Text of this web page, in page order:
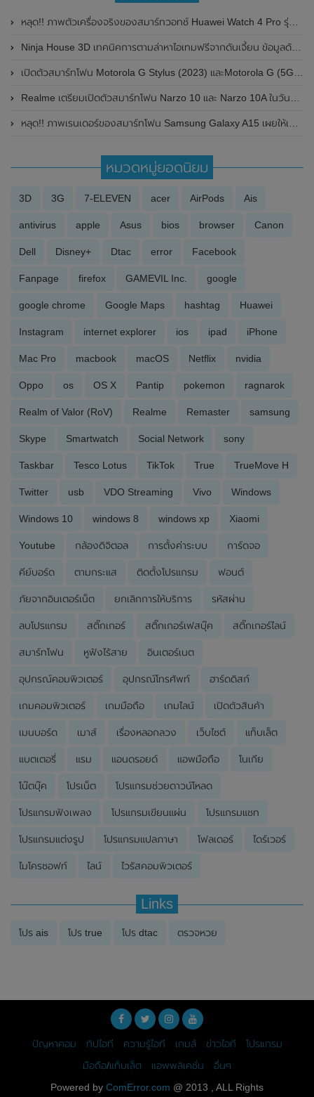
หลุด!! ภาพตัวเครื่องจริงของสมาร์ทวอทช์ Huawei Watch 4 Pro รุ่นพิเศษ Space Exploration Edition โชว์ดีไซน์ตัวเรือนไทเทเนียม
Ninja House 3D เทคนิคการตามล่าหาไอเทมฟรีจากดันเจี้ยน ข้อมูลดันไหนดรอปอะไร
เปิดตัวสมาร์ทโฟน Motorola G Stylus (2023) และMotorola G (5G) อย่างเป็นทางการแล้วในสหรัฐอเมริกา
Realme เตรียมเปิดตัวสมาร์ทโฟน Narzo 10 และ Narzo 10A ในวันที่ 21 เมษายน 2020 นี้
หลุด!! ภาพเรนเดอร์ของสมาร์ทโฟน Samsung Galaxy A15 เผยให้เห็นตัวเลือกสีทั้งรุ่น (4G) และ (5G) มี 3 สีเหมือนกัน
หมวดหมู่ยอดนิยม
3D 3G 7-ELEVEN acer AirPods Ais
antivirus apple Asus bios browser Canon
Dell Disney+ Dtac error Facebook
Fanpage firefox GAMEVIL Inc. google
google chrome Google Maps hashtag Huawei
Instagram internet explorer ios ipad iPhone
Mac Pro macbook macOS Netflix nvidia
Oppo os OS X Pantip pokemon ragnarok
Realm of Valor (RoV) Realme Remaster samsung
Skype Smartwatch Social Network sony
Taskbar Tesco Lotus TikTok True TrueMove H
Twitter usb VDO Streaming Vivo Windows
Windows 10 windows 8 windows xp Xiaomi
Youtube กล้องดิจิตอล การตั้งค่าระบบ การ์ดจอ
คีย์บอร์ด ตามกระแส ติดตั้งโปรแกรม ฟอนต์
ภัยจากอินเตอร์เน็ต ยกเลิกการให้บริการ รหัสผ่าน
ลบโปรแกรม สติ๊กเกอร์ สติ๊กเกอร์เฟสบุ๊ค สติ๊กเกอร์ไลน์
สมาร์ทโฟน หูฟังไร้สาย อินเตอร์เนต
อุปกรณ์คอมพิวเตอร์ อุปกรณ์โทรศัพท์ ฮาร์ดดิสก์
เกมคอมพิวเตอร์ เกมมือถือ เกมไลน์ เปิดตัวสินค้า
เมนบอร์ด เมาส์ เรื่องหลอกลวง เว็บไซต์ แท็บเล็ต
แบตเตอรี่ แรม แอนดรอยด์ แอพมือถือ โนเกีย
โน๊ตบุ๊ค โปรเน็ต โปรแกรมช่วยดาวน์โหลด
โปรแกรมฟังเพลง โปรแกรมเขียนแผ่น โปรแกรมแชท
โปรแกรมแต่งรูป โปรแกรมแปลภาษา โฟลเดอร์ ไดร์เวอร์
ไมโครซอฟท์ ไลน์ ไวรัสคอมพิวเตอร์
Links
โปร ais โปร true โปร dtac ตรวจหวย
ปัญหาคอม ทิปไอที ความรู้ไอที เกมส์ ข่าวไอที
โปรแกรม
มือถือ/แท็บเล็ต
แอพพลิเคชั่น
อื่นๆ
Powered by ComError.com @ 2013 , ALL Rights